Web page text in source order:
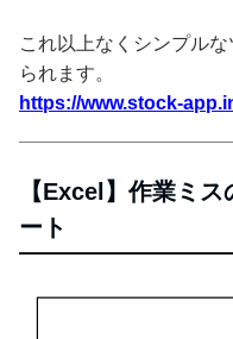
これ以上なくシンプル
られます。
https://www.stock-
【Excel】作業ミ
ート